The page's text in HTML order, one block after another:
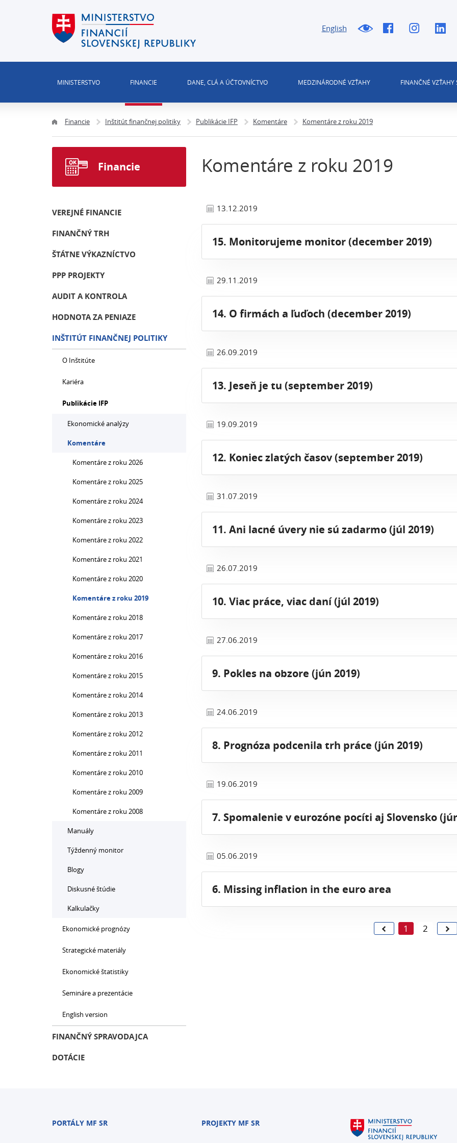
English
MINISTERSTVO FINANCIE DANE, CLÁ A ÚČTOVNÍCTVO MEDZINÁRODNÉ VZŤAHY FINANČNÉ VZŤAHY
Financie Inštitút finančnej politiky Publikácie IFP Komentáre Komentáre z roku 2019
Komentáre z roku 2019
13.12.2019
15. Monitorujeme monitor (december 2019)
29.11.2019
14. O firmách a ľuďoch (december 2019)
26.09.2019
13. Jeseň je tu (september 2019)
19.09.2019
12. Koniec zlatých časov (september 2019)
31.07.2019
11. Ani lacné úvery nie sú zadarmo (júl 2019)
26.07.2019
10. Viac práce, viac daní (júl 2019)
27.06.2019
9. Pokles na obzore (jún 2019)
24.06.2019
8. Prognóza podcenila trh práce (jún 2019)
19.06.2019
7. Spomalenie v eurozóne pocíti aj Slovensko
05.06.2019
6. Missing inflation in the euro area
1 2
Financie
VEREJNÉ FINANCIE
FINANČNÝ TRH
ŠTÁTNE VÝKAZNÍCTVO
PPP PROJEKTY
AUDIT A KONTROLA
HODNOTA ZA PENIAZE
INŠTITÚT FINANČNEJ POLITIKY
O Inštitúte
Kariéra
Publikácie IFP
Ekonomické analýzy
Komentáre
Komentáre z roku 2026
Komentáre z roku 2025
Komentáre z roku 2024
Komentáre z roku 2023
Komentáre z roku 2022
Komentáre z roku 2021
Komentáre z roku 2020
Komentáre z roku 2019
Komentáre z roku 2018
Komentáre z roku 2017
Komentáre z roku 2016
Komentáre z roku 2015
Komentáre z roku 2014
Komentáre z roku 2013
Komentáre z roku 2012
Komentáre z roku 2011
Komentáre z roku 2010
Komentáre z roku 2009
Komentáre z roku 2008
Manuály
Týždenný monitor
Blogy
Diskusné štúdie
Kalkulačky
Ekonomické prognózy
Strategické materiály
Ekonomické štatistiky
Semináre a prezentácie
English version
FINANČNÝ SPRAVODAJCA
DOTÁCIE
PORTÁLY MF SR PROJEKTY MF SR